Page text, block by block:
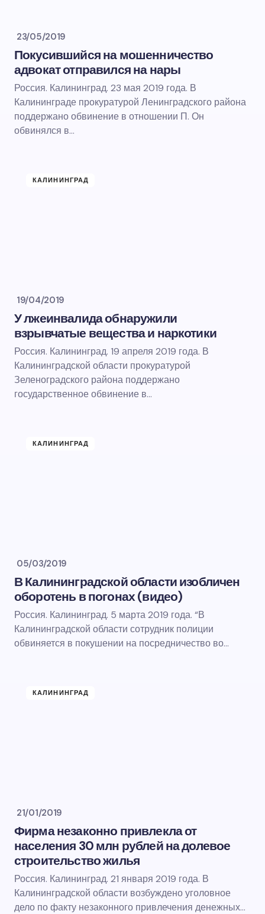
23/05/2019
Покусившийся на мошенничество
адвокат отправился на нары
Россия. Калининград. 23 мая 2019 года. В
Калининграде прокуратурой Ленинградского района
поддержано обвинение в отношении П. Он
обвинялся в…
КАЛИНИНГРАД
19/04/2019
У лжеинвалида обнаружили
взрывчатые вещества и наркотики
Россия. Калининград. 19 апреля 2019 года. В
Калининградской области прокуратурой
Зеленоградского района поддержано
государственное обвинение в…
КАЛИНИНГРАД
05/03/2019
В Калининградской области изобличен
оборотень в погонах (видео)
Россия. Калининград. 5 марта 2019 года. “В
Калининградской области сотрудник полиции
обвиняется в покушении на посредничество во…
КАЛИНИНГРАД
21/01/2019
Фирма незаконно привлекла от
населения 30 млн рублей на долевое
строительство жилья
Россия. Калининград. 21 января 2019 года. В
Калининградской области возбуждено уголовное
дело по факту незаконного привлечения денежных…